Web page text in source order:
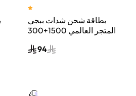
بطاقة شحن شدات ببجي
المتجر العالمي 1500+300
بالبريد الإلكتروني والرسائل
94